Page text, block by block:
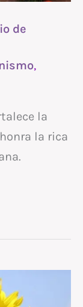
de
,
la
la rica